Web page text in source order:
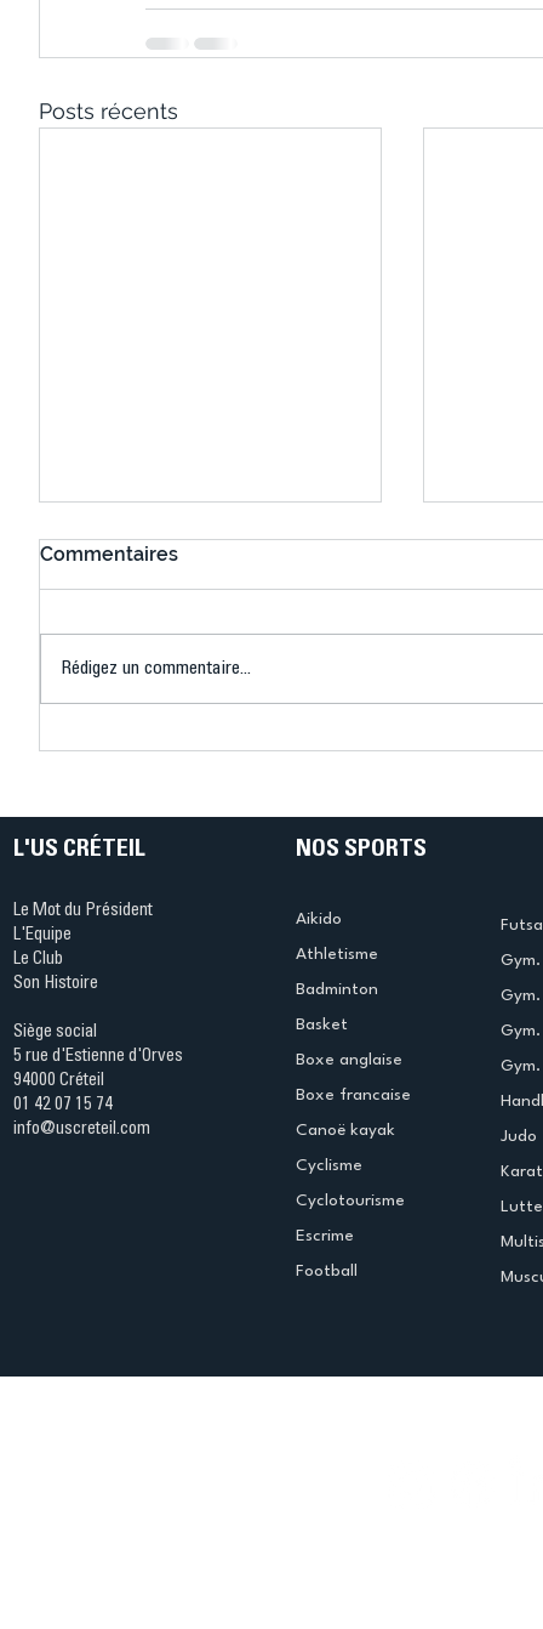
Posts récents
Ping ? Quand le tennis de
termine
Commentaires
Rédigez un commentaire...
L'US CRÉTEIL
Le Mot du Président
L'Equipe
Le Club
Son Histoire
Siège social
5 rue d'Estienne d'Orves
94000 Créteil
01 42 07 15 74
info@uscreteil.com
NOS SPORTS
Aikido
Athletisme
Badminton
Basket
Boxe anglaise
Boxe francaise
Canoë kayak
Cyclisme
Cyclotourisme
Escrime
Football
Judo
Lutte